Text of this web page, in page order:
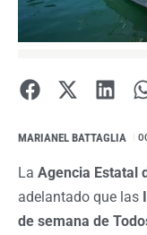
MARIANEL BATTAGLIA
La Agencia Estatal
adelantado que las
de semana de